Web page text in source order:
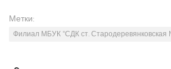
Метки:
Филиал МБУК "СДК ст. Стародеревянковская